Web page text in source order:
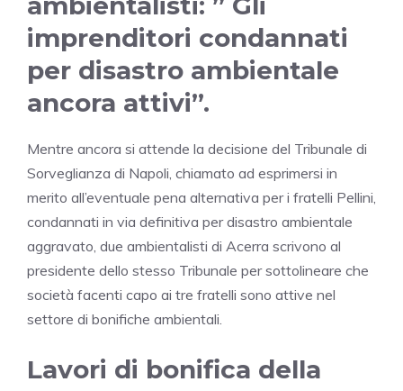
imprenditori condannati
per disastro ambientale
ancora attivi”.
Mentre ancora si attende la decisione del Tribunale di
Sorveglianza di Napoli, chiamato ad esprimersi in
merito all’eventuale pena alternativa per i fratelli Pellini,
condannati in via definitiva per disastro ambientale
aggravato, due ambientalisti di Acerra scrivono al
presidente dello stesso Tribunale per sottolineare che
società facenti capo ai tre fratelli sono attive nel
settore di bonifiche ambientali.
Lavori di bonifica della